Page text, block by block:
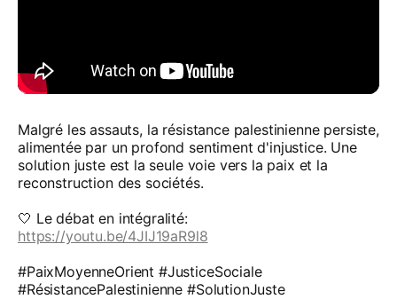
Malgré les assauts, la résistance palestinienne persiste,
alimentée par un profond sentiment d'injustice. Une
solution juste est la seule voie vers la paix et la
reconstruction des sociétés.
🤍 Le débat en intégralité:
https://youtu.be/4JIJ19aR9l8
#PaixMoyenneOrient #JusticeSociale
#RésistancePalestinienne #SolutionJuste